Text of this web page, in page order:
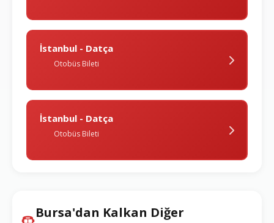
İstanbul - Datça
Otobüs Bileti
İstanbul - Datça
Otobüs Bileti
Bursa'dan Kalkan Diğer